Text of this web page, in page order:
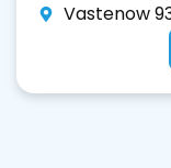
Vastenow